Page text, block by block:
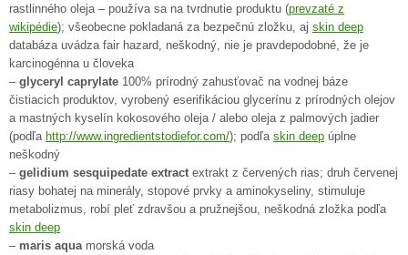
rastlinného oleja – používa sa na tvrdnutie produktu (prevzaté z
wikipédie); všeobecne pokladaná za bezpečnú zložku, aj skin deep
databáza uvádza fair hazard, neškodný, nie je pravdepodobné, že je
karcinogénna u človeka
– glyceryl caprylate 100% prírodný zahusťovač na vodnej báze
čistiacich produktov, vyrobený eserifikáciou glycerínu z prírodných olejov
a mastných kyselín kokosového oleja / alebo oleja z palmových jadier
(podľa http://www.ingredientstodiefor.com/); podľa skin deep úplne
neškodný
– gelidium sesquipedate extract extrakt z červených rias; druh červenej
riasy bohatej na minerály, stopové prvky a aminokyseliny, stimuluje
metabolizmus, robí pleť zdravšou a pružnejšou, neškodná zložka podľa
skin deep
– maris aqua morská voda